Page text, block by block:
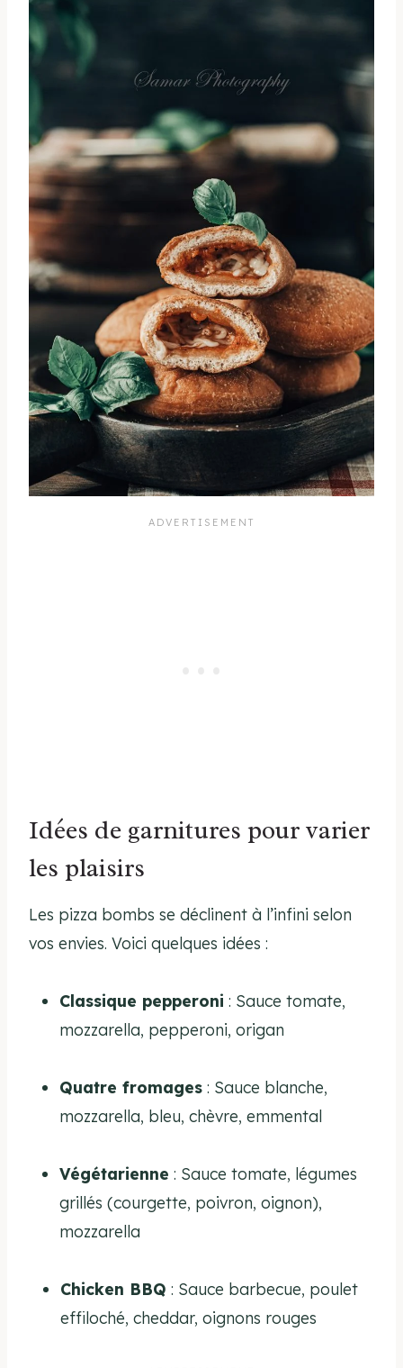
Idées de garnitures pour varier
les plaisirs
Les pizza bombs se déclinent à l’infini selon
vos envies. Voici quelques idées :
Classique pepperoni : Sauce tomate,
mozzarella, pepperoni, origan
Quatre fromages : Sauce blanche,
mozzarella, bleu, chèvre, emmental
Végétarienne : Sauce tomate, légumes
grillés (courgette, poivron, oignon),
mozzarella
Chicken BBQ : Sauce barbecue, poulet
effiloché, cheddar, oignons rouges